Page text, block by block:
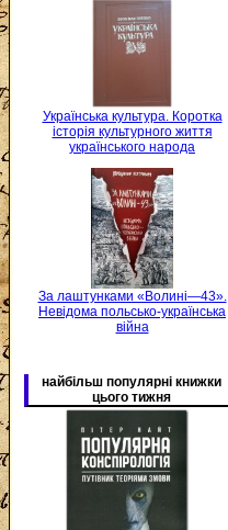
Українська культура. Коротка
історія культурного життя
українського народа
За лаштунками «Волині—43».
Невідома польсько-українська
війна
найбільш популярні книжки
цього тижня